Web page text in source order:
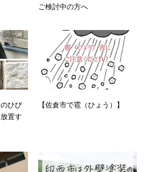
ご検討中の方へ
ひび
置す
【佐倉市で雹（ひょう）】